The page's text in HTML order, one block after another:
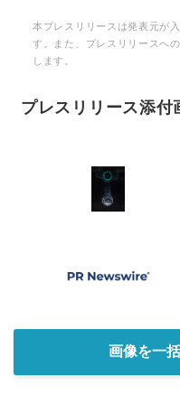
本プレスリリースは発表元が
す。また、プレスリリースへ
します。
プレスリリース添付
画像を一